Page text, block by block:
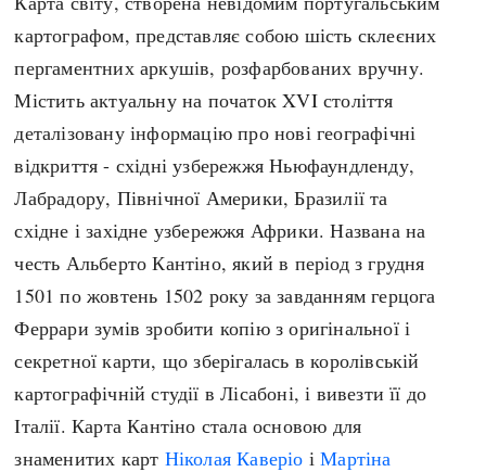
Архітектура і будівництво
Катастрофи
Кримінал
Культура і мистецтво
Людина і суспільство
Наука, освіта і техніка
Особистості
Подорожі і відкриття
Політика
Розваги і дозвілля
Спорт
Козацька доба
Українська революція
Україна радянська
Україна незалежна
ЗНО
Хронологія
Античні часи
Темні віки
Високе Середньовіччя
Пізнє Середньовіччя
Нова історія
Новітня історія
Наш час
картографом, представляє собою шість склеєних
пергаментних аркушів, розфарбованих вручну.
Містить актуальну на початок XVI століття
деталізовану інформацію про нові географічні
відкриття - східні узбережжя Ньюфаундленду,
Лабрадору, Північної Америки, Бразилії та
східне і західне узбережжя Африки. Названа на
честь Альберто Кантіно, який в період з грудня
1501 по жовтень 1502 року за завданням герцога
Феррари зумів зробити копію з оригінальної і
секретної карти, що зберігалась в королівській
картографічній студії в Лісабоні, і вивезти її до
Італії. Карта Кантіно стала основою для
знаменитих карт Ніколая Каверіо іМартіна